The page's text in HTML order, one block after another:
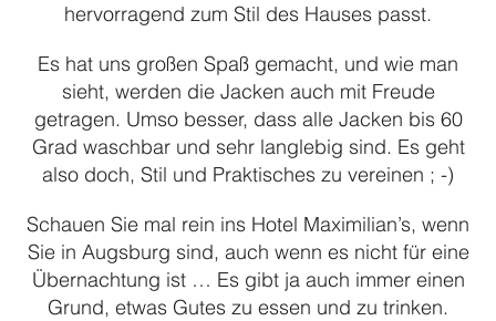
Dallmayr Catering
Footwear
Formal Wear / Orchesterbekleidung
Housekeeping
Küchenhemd
Polos
Praxisfarben
Punjabi
hervorragend zum Stil des Hauses passt.
Es hat uns großen Spaß gemacht, und wie man
sieht, werden die Jacken auch mit Freude
getragen. Umso besser, dass alle Jacken bis 60
Grad waschbar und sehr langlebig sind. Es geht
also doch, Stil und Praktisches zu vereinen ; -)
Schauen Sie mal rein ins Hotel Maximilian’s, wenn
Sie in Augsburg sind, auch wenn es nicht für eine
Übernachtung ist … Es gibt ja auch immer einen
Grund, etwas Gutes zu essen und zu trinken.